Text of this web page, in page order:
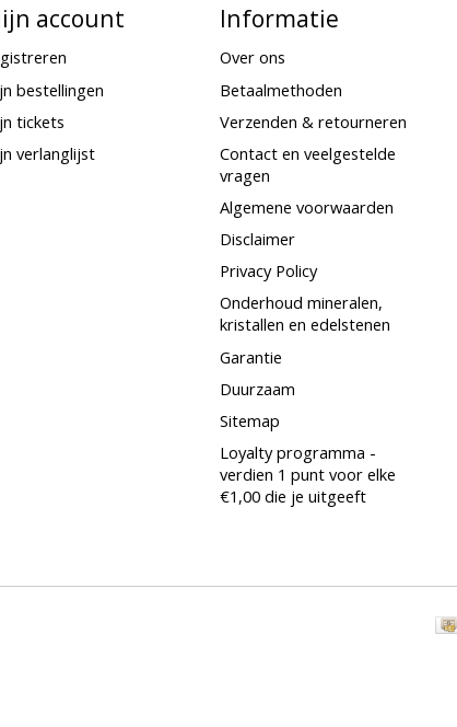
account
bestellingen
tickets
verlanglijst
Informatie
Over ons
Betaalmethoden
Verzenden & retourneren
Contact en veelgestelde
vragen
Algemene voorwaarden
Disclaimer
Privacy Policy
Onderhoud mineralen,
kristallen en edelstenen
Garantie
Duurzaam
Sitemap
Loyalty programma -
verdien 1 punt voor elke
€1,00 die je uitgeeft